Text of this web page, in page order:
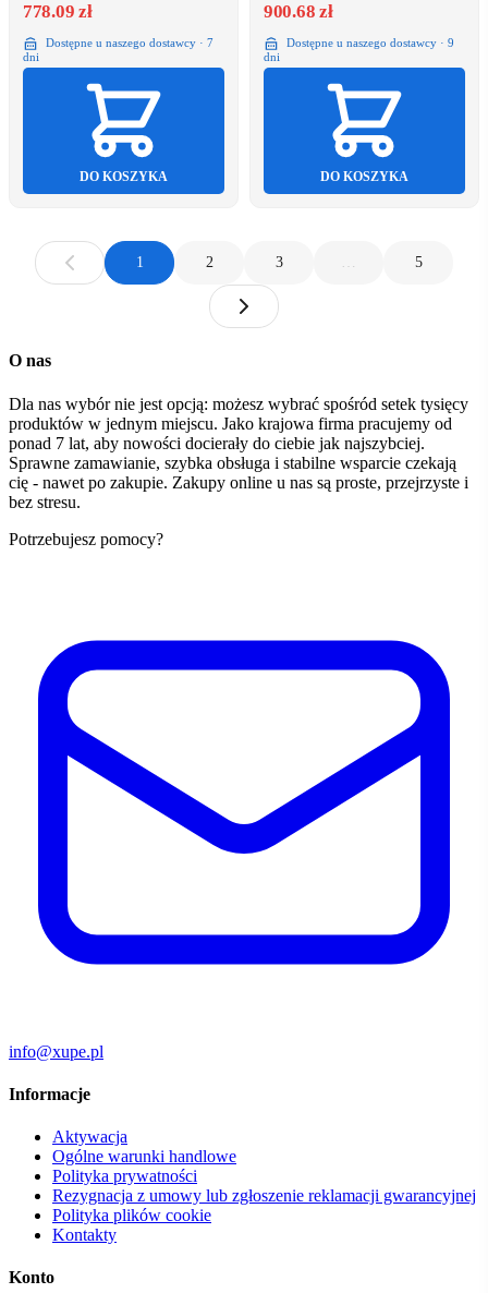
778.09 zł
Dostępne u naszego dostawcy · 7
dni
DO KOSZYKA
900.68 zł
Dostępne u naszego dostawcy · 9
dni
DO KOSZYKA
1 2 3 … 5
O nas
Dla nas wybór nie jest opcją: możesz wybrać spośród setek tysięcy
produktów w jednym miejscu. Jako krajowa firma pracujemy od
ponad 7 lat, aby nowości docierały do ciebie jak najszybciej.
Sprawne zamawianie, szybka obsługa i stabilne wsparcie czekają
cię - nawet po zakupie. Zakupy online u nas są proste, przejrzyste i
bez stresu.
Potrzebujesz pomocy?
info@xupe.pl
Informacje
Aktywacja
Ogólne warunki handlowe
Polityka prywatności
Rezygnacja z umowy lub zgłoszenie reklamacji gwarancyjnej
Polityka plików cookie
Kontakty
Konto